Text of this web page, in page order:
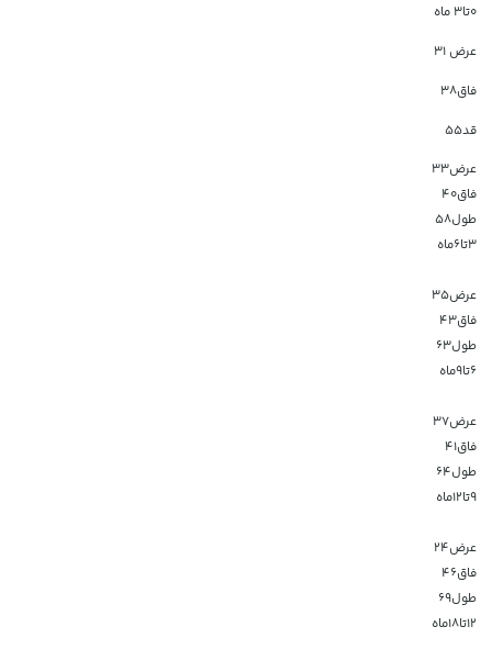
0تا3 ماه
عرض 31
فاق38
قد55
عرض۳۳
فاق۴۰
طول۵۸
۳تا۶ماه
عرض۳۵
فاق۴۳
طول۶۳
۶تا۹ماه
عرض۳۷
فاق۴۱
طول۶۴
۹تا۱۲ماه
عرض۲۴
فاق۴۶
طول۶۹
۱۲تا۱۸ماه